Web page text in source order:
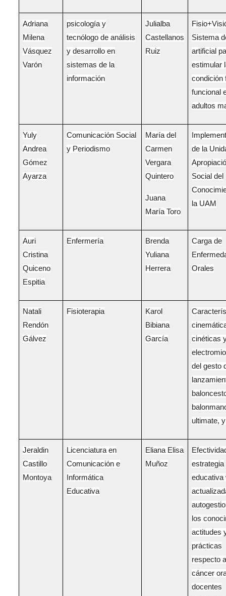
Adriana
Milena
Vásquez
Varón
psicología y
tecnólogo de análisis
y desarrollo en
sistemas de la
información
Julialba
Castellanos
Ruiz
Sistema
artificial
estimular
condición
funcional
adultos
Yuly
Andrea
Gómez
Ayarza
Comunicación Social
y Periodismo
María del
Carmen
Vergara
Quintero
Juana
María Toro
de la
Social del
la UAM
Auri
Cristina
Quiceno
Espitia
Enfermería
Brenda
Yuliana
Herrera
Carga de
Orales
Natali
Rendón
Gálvez
Fisioterapia
Karol
Bibiana
García
cinéticas
del gesto
ultimate,
Jeraldin
Castillo
Montoya
Licenciatura en
Comunicación e
Informática
Educativa
Eliana Elisa
Muñoz
estrategia
educativa
los
actitudes
prácticas
respecto
cáncer
docentes